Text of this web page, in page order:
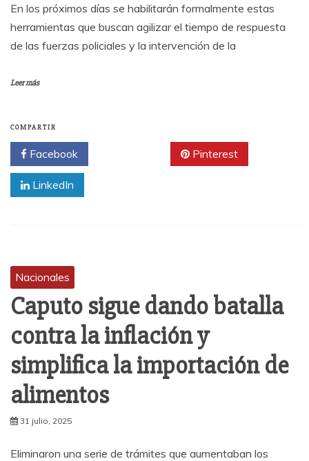
En los próximos días se habilitarán formalmente estas
herramientas que buscan agilizar el tiempo de respuesta
de las fuerzas policiales y la intervención de la
Leer más
COMPARTIR
Facebook Pinterest
LinkedIn
Nacionales
Caputo sigue dando batalla
contra la inflación y
simplifica la importación de
alimentos
31 julio, 2025
Eliminaron una serie de trámites que aumentaban los